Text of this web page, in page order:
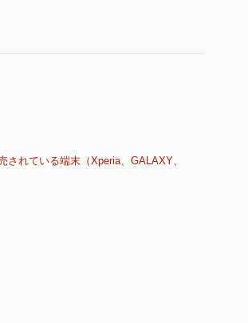
れている端末（Xperia、GALAXY、